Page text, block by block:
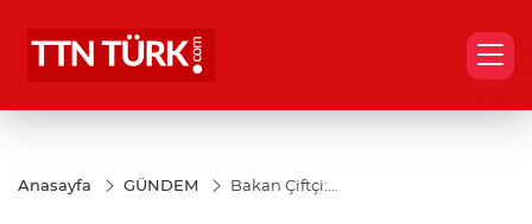
Anasayfa GÜNDEM
Bakan Çiftçi: